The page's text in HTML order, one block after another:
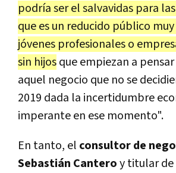
podría ser el salvavidas para
que es un reducido público
jóvenes profesionales o
sin hijosque empiezan a
aquel negocio que no se
2019 dada la incertidumbre
imperante en ese momento".
En tanto, el consultor de
Sebastián Canteroy titular